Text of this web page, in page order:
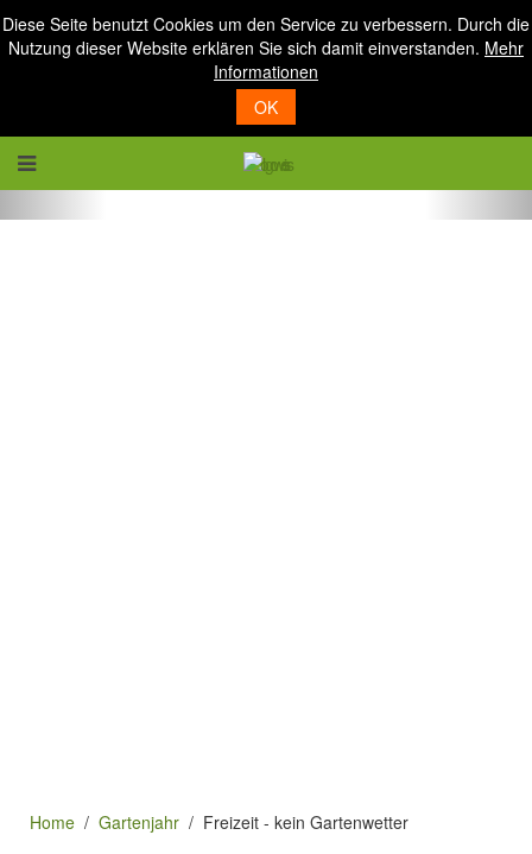
Diese Seite benutzt Cookies um den Service zu verbessern. Durch die
Nutzung dieser Website erklären Sie sich damit einverstanden. Mehr
Informationen
OK
Home Gartenjahr Freizeit - kein Gartenwetter